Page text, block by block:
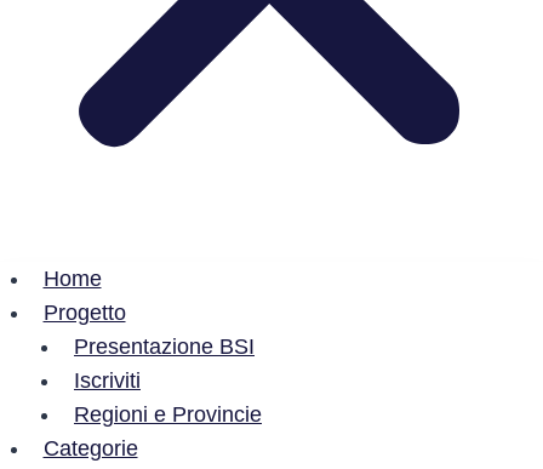
Home
Progetto
Presentazione BSI
Iscriviti
Regioni e Provincie
Categorie